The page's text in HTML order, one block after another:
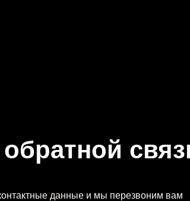
данные и мы перезвоним вам